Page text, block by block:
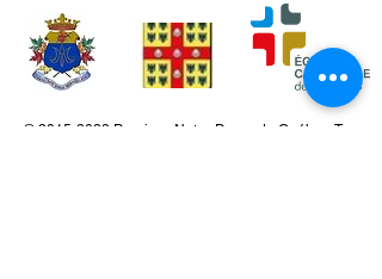
© 2015-2023 Paroisse Notre-Dame de Québec. Tous